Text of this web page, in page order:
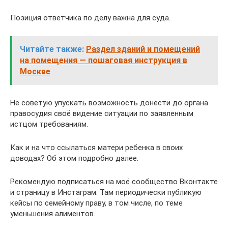
Позиция ответчика по делу важна для суда.
Читайте также: Раздел зданий и помещений
на помещения — пошаговая инструкция в
Москве
Не советую упускать возможность донести до органа
правосудия своё видение ситуации по заявленным
истцом требованиям.
Как и на что ссылаться матери ребенка в своих
доводах? Об этом подробно далее.
Рекомендую подписаться на моё сообщество Вконтакте
и страницу в Инстаграм. Там периодически публикую
кейсы по семейному праву, в том числе, по теме
уменьшения алиментов.